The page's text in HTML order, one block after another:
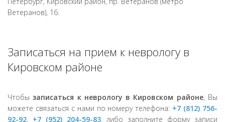
Ветеранов), 16.
Записаться на прием к неврологу в
Кировском районе
Чтобызаписаться к неврологу в Кировском районе, Вы
можете связаться с нами по номеру телефона: +7 (812) 756-
92-92, +7 (952) 204-59-83, либо заполните форму записи